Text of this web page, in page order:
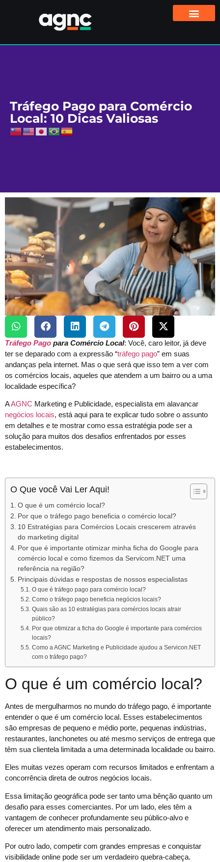
Tráfego Pago para Comércio
Local: 10 Dicas Valiosas
Tráfego Pago para Comércio Local: Você, caro leitor, já deve
ter se deparado com a expressão “tráfego pago” em suas
andanças pela internet. Mas o que será que isso tem a ver com
os comércios locais, aqueles que atendem a um bairro ou a uma
localidade específica?
AAGNC Marketing e Publicidade, especialista em alavancar
negócios locais, está aqui para te explicar tudo sobre o assunto
em detalhes e te mostrar como essa estratégia pode ser a
solução para muitos dos desafios enfrentados por esses
estabelecimentos.
O Que você Vai Ler Aqui!
O que é um comércio local?
Por que o tráfego pago beneficia o comércio local?
10 Estratégias para Comércios Locais crescerem através
do marketing digital
Por que é importante otimizar minha ficha do Google para
comércio local e como fizemos da Servicom.NET uma
referência na região?
Principais dúvidas e respostas de nossos especialistas
O que é tráfego pago para comércio local?
Como o tráfego pago beneficia negócios locais?
Quais são as 10 estratégias para comércios locais atrair
público?
Por que otimizar a ficha do Google é importante para comércios
locais?
Como a AGNC Marketing e Publicidade ajudou a Servicon.NET
com o tráfego pago?
O que é um comércio local?
Antes de mergulharmos no mundo do tráfego pago, é importante
entender o que é um comércio local. Esses estabelecimentos
são empresas de pequeno e médio porte, pequenas indústrias,
restaurantes, lanchonetes ou até mesmo serviços de entrega que
têm sua clientela limitada a uma determinada localidade ou bairro.
Eles muitas vezes operam com recursos limitados e enfrentam a
concorrência direta de outros negócios locais.
Essa limitação geográfica pode ser tanto uma bênção quanto um
desafio para esses comerciantes. Por um lado, eles têm a
vantagem de conhecer profundamente seu público-alvo e
oferecer um atendimento mais personalizado.
Por outro lado, competir com grandes empresas e conquistar
visibilidade online pode ser um verdadeiro quebra-cabeça.